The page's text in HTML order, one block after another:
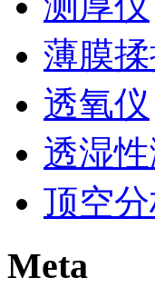
薄膜
透氧仪
透湿
顶空
Meta